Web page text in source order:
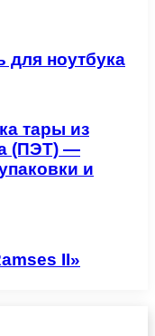
для ноутбука
тары из
(ПЭТ) —
и
II»